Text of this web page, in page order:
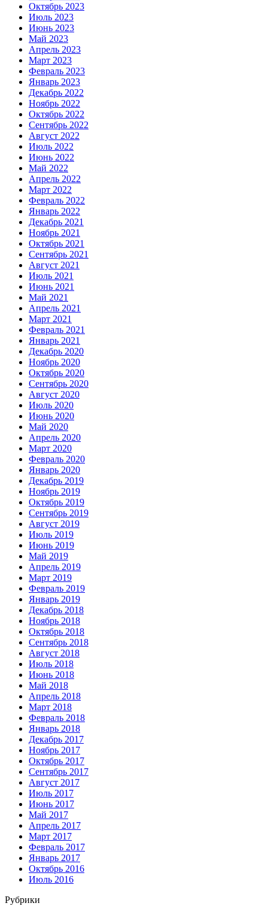
Октябрь 2023
Июль 2023
Июнь 2023
Май 2023
Апрель 2023
Март 2023
Февраль 2023
Январь 2023
Декабрь 2022
Ноябрь 2022
Октябрь 2022
Сентябрь 2022
Август 2022
Июль 2022
Июнь 2022
Май 2022
Апрель 2022
Март 2022
Февраль 2022
Январь 2022
Декабрь 2021
Ноябрь 2021
Октябрь 2021
Сентябрь 2021
Август 2021
Июль 2021
Июнь 2021
Май 2021
Апрель 2021
Март 2021
Февраль 2021
Январь 2021
Декабрь 2020
Ноябрь 2020
Октябрь 2020
Сентябрь 2020
Август 2020
Июль 2020
Июнь 2020
Май 2020
Апрель 2020
Март 2020
Февраль 2020
Январь 2020
Декабрь 2019
Ноябрь 2019
Октябрь 2019
Сентябрь 2019
Август 2019
Июль 2019
Июнь 2019
Май 2019
Апрель 2019
Март 2019
Февраль 2019
Январь 2019
Декабрь 2018
Ноябрь 2018
Октябрь 2018
Сентябрь 2018
Август 2018
Июль 2018
Июнь 2018
Май 2018
Апрель 2018
Март 2018
Февраль 2018
Январь 2018
Декабрь 2017
Ноябрь 2017
Октябрь 2017
Сентябрь 2017
Август 2017
Июль 2017
Июнь 2017
Май 2017
Апрель 2017
Март 2017
Февраль 2017
Январь 2017
Октябрь 2016
Июль 2016
Рубрики